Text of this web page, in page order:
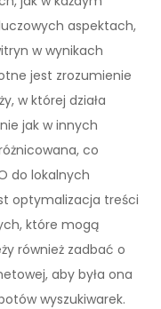
aspektach,
w wynikach
jest zrozumienie
w której działa
jak w innych
co
do lokalnych
optymalizacja treści
które mogą
również zadbać o
aby była ona
wyszukiwarek.